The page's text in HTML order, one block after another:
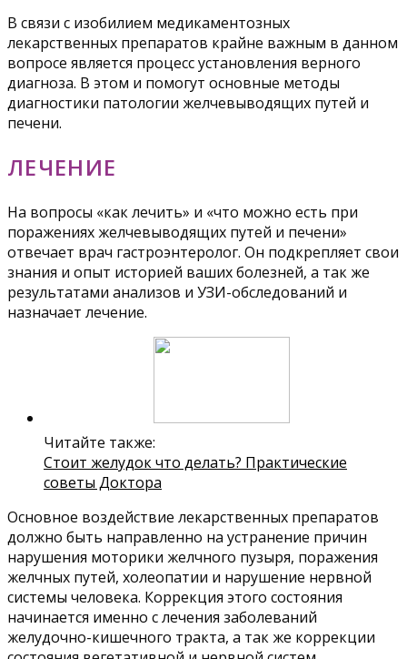
В связи с изобилием медикаментозных
лекарственных препаратов крайне важным в данном
вопросе является процесс установления верного
диагноза. В этом и помогут основные методы
диагностики патологии желчевыводящих путей и
печени.
ЛЕЧЕНИЕ
На вопросы «как лечить» и «что можно есть при
поражениях желчевыводящих путей и печени»
отвечает врач гастроэнтеролог. Он подкрепляет свои
знания и опыт историей ваших болезней, а так же
результатами анализов и УЗИ-обследований и
назначает лечение.
Читайте также:
Стоит желудок что делать? Практические
советы Доктора
Основное воздействие лекарственных препаратов
должно быть направленно на устранение причин
нарушения моторики желчного пузыря, поражения
желчных путей, холеопатии и нарушение нервной
системы человека. Коррекция этого состояния
начинается именно с лечения заболеваний
желудочно-кишечного тракта, а так же коррекции